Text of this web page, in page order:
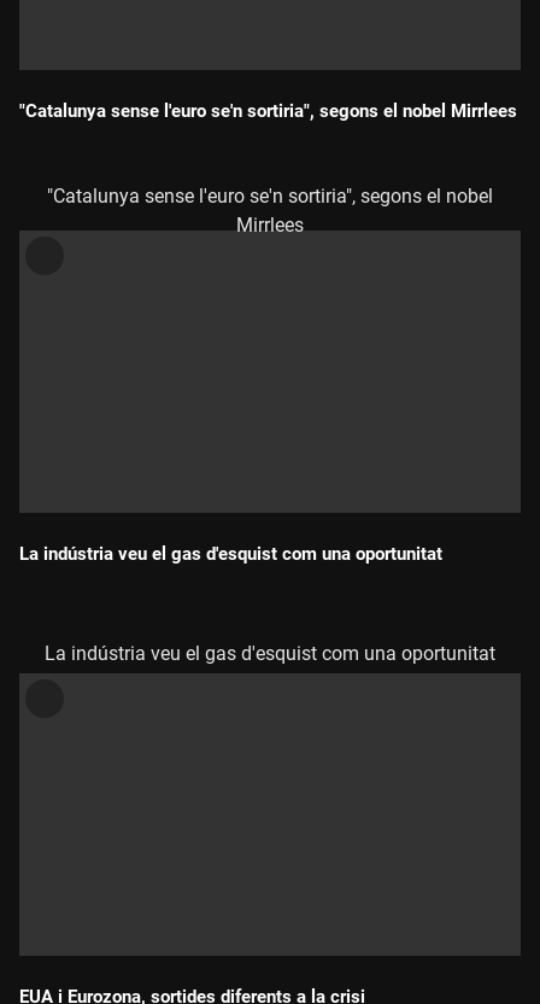
"Catalunya sense l'euro se'n sortiria", segons el nobel
Mirrlees
"Catalunya sense l'euro se'n sortiria", segons el nobel Mirrlees
La indústria veu el gas d'esquist com una oportunitat
La indústria veu el gas d'esquist com una oportunitat
EUA i Eurozona, sortides diferents a la crisi